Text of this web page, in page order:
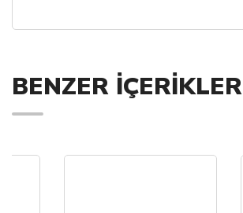
BENZER İÇERİKLER